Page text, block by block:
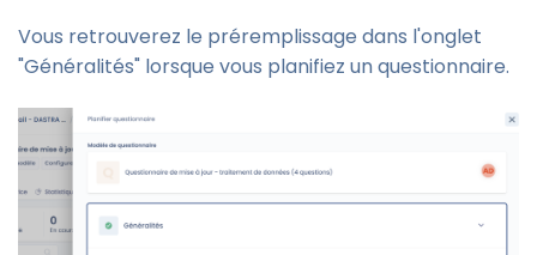
Vous retrouverez le préremplissage dans l'onglet
"Généralités" lorsque vous planifiez un questionnaire.